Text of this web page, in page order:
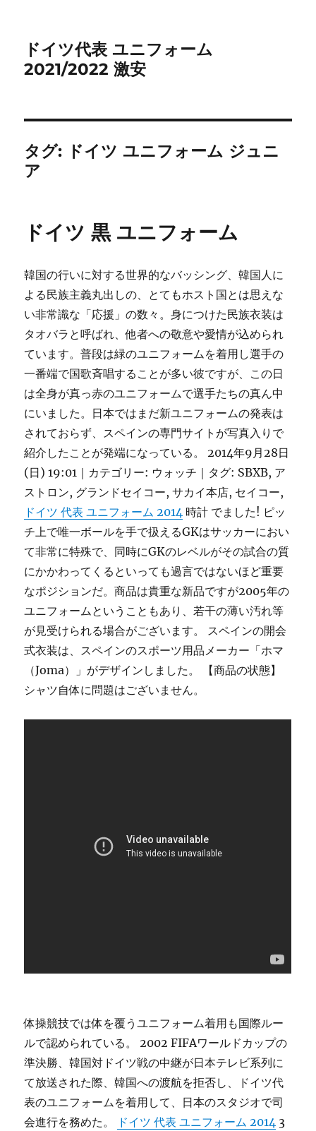
ドイツ代表 ユニフォーム
2021/2022 激安
タグ: ドイツ ユニフォーム ジュニ
ア
ドイツ 黒 ユニフォーム
韓国の行いに対する世界的なバッシング、韓国人に
よる民族主義丸出しの、とてもホスト国とは思えな
い非常識な「応援」の数々。身につけた民族衣装は
タオバラと呼ばれ、他者への敬意や愛情が込められ
ています。普段は緑のユニフォームを着用し選手の
一番端で国歌斉唱することが多い彼ですが、この日
は全身が真っ赤のユニフォームで選手たちの真ん中
にいました。日本ではまだ新ユニフォームの発表は
されておらず、スペインの専門サイトが写真入りで
紹介したことが発端になっている。 2014年9月28日
(日) 19:01｜カテゴリー: ウォッチ｜タグ: SBXB, ア
ストロン, グランドセイコー, サカイ本店, セイコー,
ドイツ 代表 ユニフォーム 2014 時計 でました! ピッ
チ上で唯一ボールを手で扱えるGKはサッカーにおい
て非常に特殊で、同時にGKのレベルがその試合の質
にかかわってくるといっても過言ではないほど重要
なポジションだ。商品は貴重な新品ですが2005年の
ユニフォームということもあり、若干の薄い汚れ等
が見受けられる場合がございます。 スペインの開会
式衣装は、スペインのスポーツ用品メーカー「ホマ
（Joma）」がデザインしました。 【商品の状態】
シャツ自体に問題はございません。
体操競技では体を覆うユニフォーム着用も国際ルー
ルで認められている。 2002 FIFAワールドカップの
準決勝、韓国対ドイツ戦の中継が日本テレビ系列に
て放送された際、韓国への渡航を拒否し、ドイツ代
表のユニフォームを着用して、日本のスタジオで司
会進行を務めた。
ドイツ 代表 ユニフォーム 2014 3